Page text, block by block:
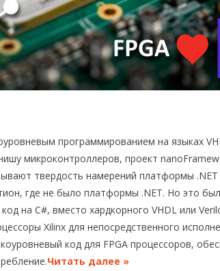
программированием на языках
микроконтроллеров, проект
твердость намерений платформы
где не было платформы .NET. Но это
на C#, вместо хардкорного VHDL или
Xilinx для непосредственного
код для FPGA процессоров,
Читать далее »